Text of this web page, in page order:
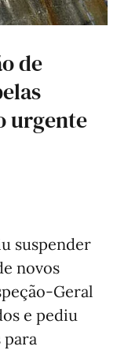
de
urgente
suspender
novos
Geral
e pediu
para